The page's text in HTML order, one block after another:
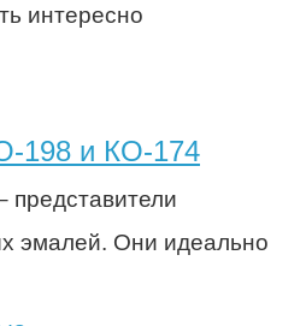
интересно
198 и КО-174
представители
эмалей. Они идеально